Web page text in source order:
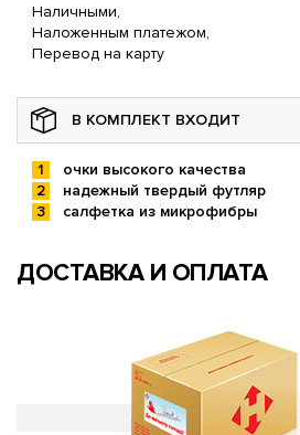
Наличными,
Наложенным платежом,
Перевод на карту
В КОМПЛЕКТ ВХОДИТ
очки высокого качества
надежный твердый футляр
салфетка из микрофибры
ДОСТАВКА И ОПЛАТА